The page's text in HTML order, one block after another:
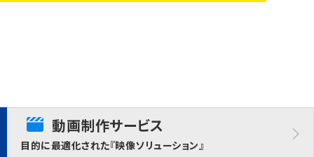
動画制作サービス
目的に最適化された『映像ソリューション』